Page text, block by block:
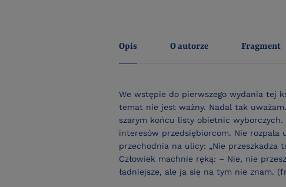
Opis O autorze Fragment
We wstępie do pierwszego wydania tej
temat nie jest ważny. Nadal tak
szarym końcu listy obietnic wyborczych.
interesów przedsiębiorcom. Nie rozpala
przechodnia na ulicy: „Nie przeszkadza
Człowiek machnie ręką: – Nie, nie
ładniejsze, ale ja się na tym nie znam.